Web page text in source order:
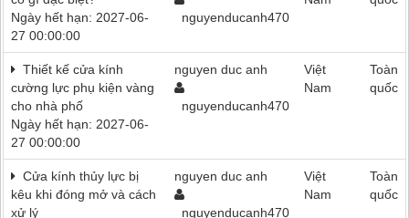
Ngày hết hạn: 2027-06-
27 00:00:00
nguyenducanh470
Thiết kế cửa kính
cường lực phụ kiện vàng
cho nhà phố
Ngày hết hạn: 2027-06-
27 00:00:00
nguyen duc anh
nguyenducanh470
Việt
Nam
Toàn
quốc
Cửa kính thủy lực bị
kêu khi đóng mở và cách
xử lý
nguyen duc anh
nguyenducanh470
Việt
Nam
Toàn
quốc